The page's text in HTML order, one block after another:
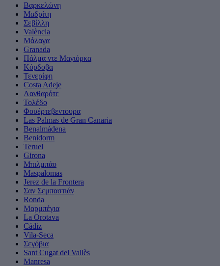
Βαρκελώνη
Μαδρίτη
Σεβίλλη
València
Μάλαγα
Granada
Πάλμα ντε Μαγιόρκα
Κόρδοβα
Τενερίφη
Costa Adeje
Λανθαρότε
Τολέδο
Φουέρτεβεντουρα
Las Palmas de Gran Canaria
Benalmádena
Benidorm
Teruel
Girona
Μπιλμπάο
Maspalomas
Jerez de la Frontera
Σαν Σεμπαστιάν
Ronda
Μαρμπέγια
La Orotava
Cádiz
Vila-Seca
Σεγόβια
Sant Cugat del Vallès
Manresa